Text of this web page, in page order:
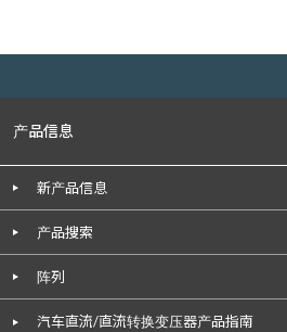
产品信息
新产品信息
产品搜索
阵列
汽车直流/直流转换变压器产品指南